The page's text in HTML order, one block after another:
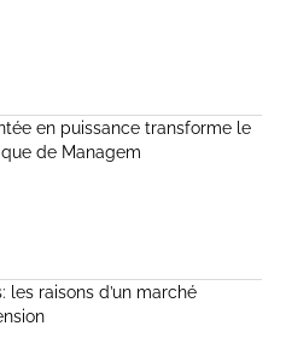
en puissance transforme le
de Managem
les raisons d’un marché